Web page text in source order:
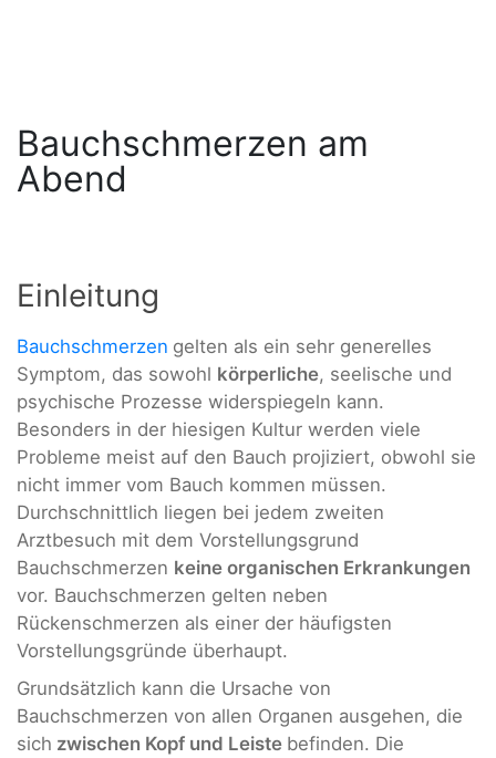
Bauchschmerzen am
Abend
Einleitung
Bauchschmerzen gelten als ein sehr generelles
Symptom, das sowohl körperliche, seelische und
psychische Prozesse widerspiegeln kann.
Besonders in der hiesigen Kultur werden viele
Probleme meist auf den Bauch projiziert, obwohl sie
nicht immer vom Bauch kommen müssen.
Durchschnittlich liegen bei jedem zweiten
Arztbesuch mit dem Vorstellungsgrund
Bauchschmerzen keine organischen Erkrankungen
vor. Bauchschmerzen gelten neben
Rückenschmerzen als einer der häufigsten
Vorstellungsgründe überhaupt.
Grundsätzlich kann die Ursache von
Bauchschmerzen von allen Organen ausgehen, die
sich zwischen Kopf und Leiste befinden. Die